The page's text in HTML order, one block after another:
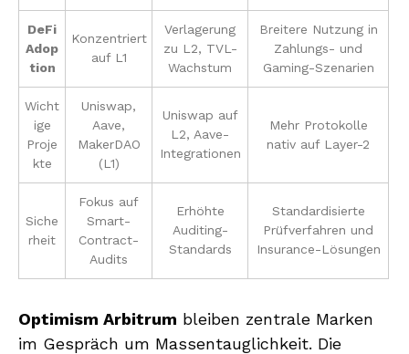
DeFi
Adop
tion
Konzentriert
auf L1
Verlagerung
zu L2, TVL-
Wachstum
Breitere Nutzung in
Zahlungs- und
Gaming-Szenarien
Wicht
ige
Proje
kte
Uniswap,
Aave,
MakerDAO
(L1)
Uniswap auf
L2, Aave-
Integrationen
Mehr Protokolle
nativ auf Layer-2
Siche
rheit
Fokus auf
Smart-
Contract-
Audits
Erhöhte
Auditing-
Standards
Standardisierte
Prüfverfahren und
Insurance-Lösungen
Optimism Arbitrum bleiben zentrale Marken
im Gespräch um Massentauglichkeit. Die